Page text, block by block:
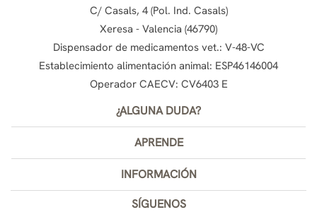
C/ Casals, 4 (Pol. Ind. Casals)
Xeresa - Valencia (46790)
Dispensador de medicamentos vet.: V-48-VC
Establecimiento alimentación animal: ESP46146004
Operador CAECV: CV6403 E
¿ALGUNA DUDA?
APRENDE
INFORMACIÓN
SÍGUENOS